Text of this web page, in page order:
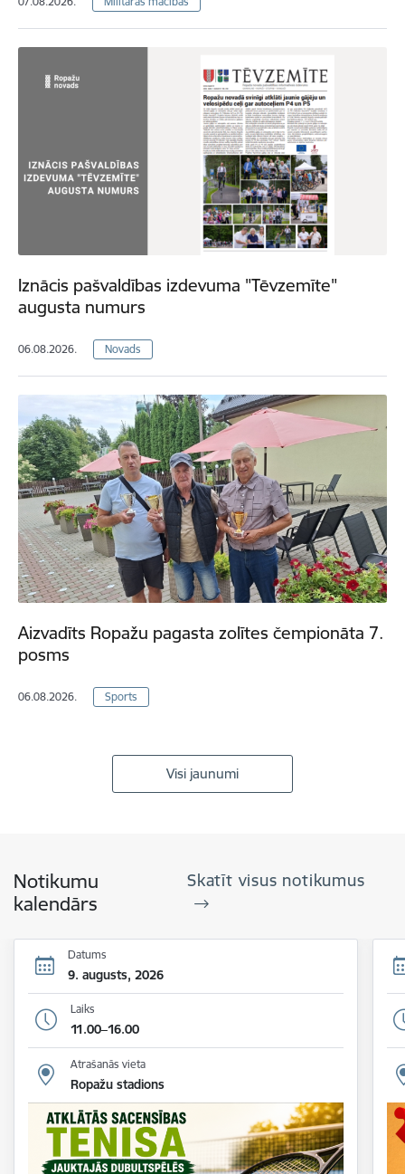
Iznācis pašvaldības izdevuma "Tēvzemīte"
augusta numurs
06.08.2026. Novads
Aizvadīts Ropažu pagasta zolītes čempionāta 7.
posms
06.08.2026. Sports
Visi jaunumi
Notikumu
kalendārs
Skatīt visus notikumus
Datums
9. augusts, 2026
Laiks
11.00–16.00
Atrašanās vieta
Ropažu stadions